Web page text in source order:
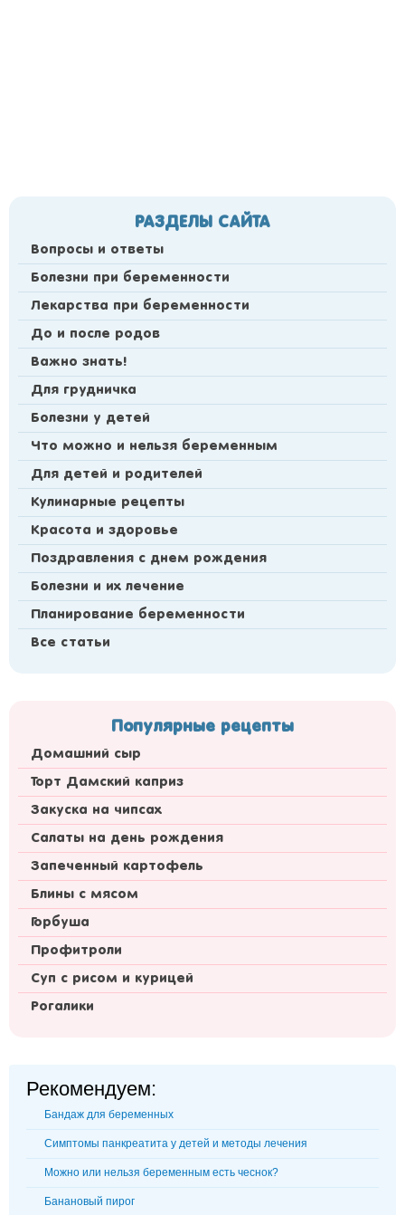
РАЗДЕЛЫ САЙТА
Вопросы и ответы
Болезни при беременности
Лекарства при беременности
До и после родов
Важно знать!
Для грудничка
Болезни у детей
Что можно и нельзя беременным
Для детей и родителей
Кулинарные рецепты
Красота и здоровье
Поздравления с днем рождения
Болезни и их лечение
Планирование беременности
Все статьи
Популярные рецепты
Домашний сыр
Торт Дамский каприз
Закуска на чипсах
Салаты на день рождения
Запеченный картофель
Блины с мясом
Горбуша
Профитроли
Суп с рисом и курицей
Рогалики
Рекомендуем:
Бандаж для беременных
Симптомы панкреатита у детей и методы лечения
Можно или нельзя беременным есть чеснок?
Банановый пирог